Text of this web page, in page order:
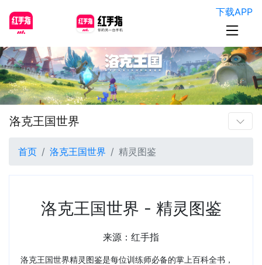
下载APP
洛克王国世界
首页 洛克王国世界 精灵图鉴
洛克王国世界 - 精灵图鉴
来源：红手指
洛克王国世界精灵图鉴是每位训练师必备的掌上百科全书，